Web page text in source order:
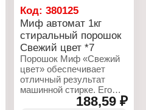
Вес: 400 г
Упаковка: коробка
Код:380125
Миф автомат 1кг
стиральный порошок
Свежий цвет *7
Порошок Миф «Свежий
цвет» обеспечивает
отличный результат
машинной стирке. Его
формула с пониженным
188,59 ₽